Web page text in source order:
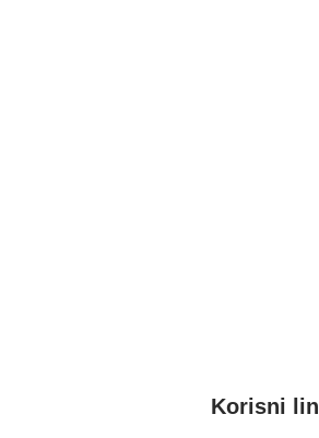
Korisni